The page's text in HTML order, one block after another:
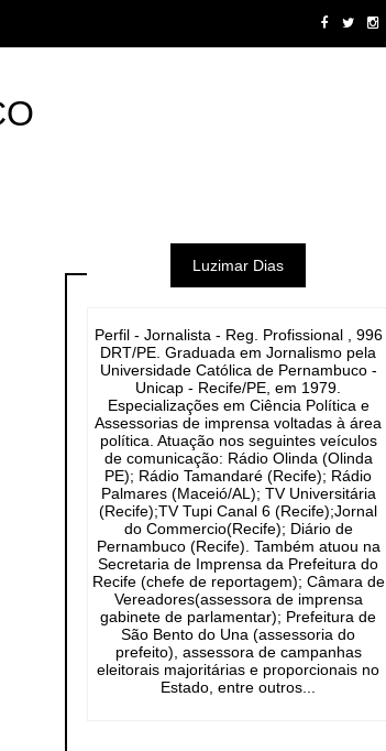
Luzimar Dias
Perfil - Jornalista - Reg. Profissional , 996
DRT/PE. Graduada em Jornalismo pela
Universidade Católica de Pernambuco -
Unicap - Recife/PE, em 1979.
Especializações em Ciência Política e
Assessorias de imprensa voltadas à área
política. Atuação nos seguintes veículos
de comunicação: Rádio Olinda (Olinda
PE); Rádio Tamandaré (Recife); Rádio
Palmares (Maceió/AL); TV Universitária
(Recife);TV Tupi Canal 6 (Recife);Jornal
do Commercio(Recife); Diário de
Pernambuco (Recife). Também atuou na
Secretaria de Imprensa da Prefeitura do
Recife (chefe de reportagem); Câmara de
Vereadores(assessora de imprensa
gabinete de parlamentar); Prefeitura de
São Bento do Una (assessoria do
prefeito), assessora de campanhas
eleitorais majoritárias e proporcionais no
Estado, entre outros...